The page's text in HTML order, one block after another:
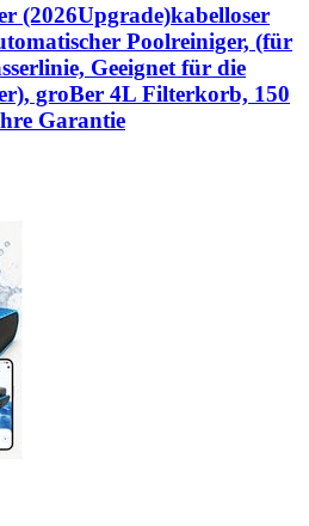
(2026Upgrade)kabelloser
Poolreiniger, (für
Geeignet für die
groBer 4L Filterkorb, 150
Garantie